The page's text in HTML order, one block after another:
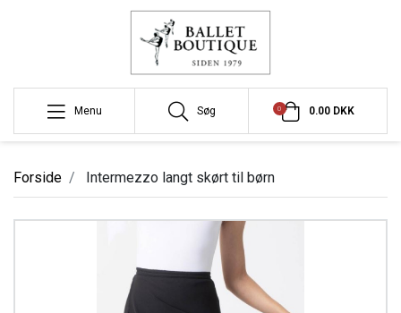
Menu Søg 0 0.00 DKK
Forside Intermezzo langt skørt til børn